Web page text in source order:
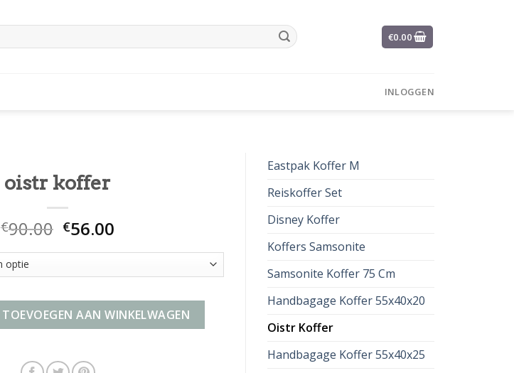
€0.00
INLOGGEN
Eastpak Koffer M
Reiskoffer Set
Disney Koffer
Koffers Samsonite
Samsonite Koffer 75 Cm
Handbagage Koffer 55x40x20
Oistr Koffer
Handbagage Koffer 55x40x25
oistr koffer
€90.00 €56.00
TOEVOEGEN AAN WINKELWAGEN